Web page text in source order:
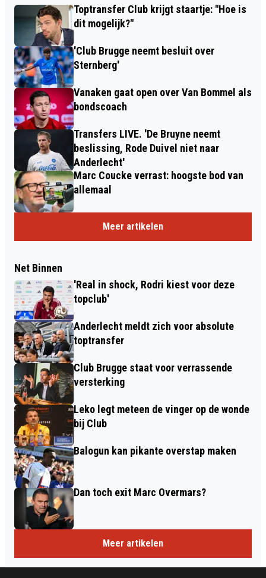
Toptransfer Club krijgt staartje: "Hoe is
dit mogelijk?"
'Club Brugge neemt besluit over
Sternberg'
Vanaken gaat open over Van Bommel als
bondscoach
Transfers LIVE. 'De Bruyne neemt
beslissing, Rode Duivel niet naar
Anderlecht'
Marc Coucke verrast: hoogste bod van
allemaal
Meer artikelen
Net Binnen
'Real in shock, Rodri kiest voor deze
topclub'
Anderlecht meldt zich voor absolute
toptransfer
Club Brugge staat voor verrassende
versterking
Leko legt meteen de vinger op de wonde
bij Club
Balogun kan pikante overstap maken
Dan toch exit Marc Overmars?
Meer artikelen